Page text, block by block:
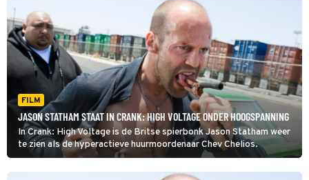
FILM
JASON STATHAM STAAT IN CRANK: HIGH VOLTAGE ONDER HOOGSPANNING
In Crank: High Voltage is de Britse spierbonk Jason Statham weer
te zien als de hyperactieve huurmoordenaar Chev Chelios.